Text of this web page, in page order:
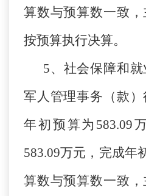
算数与预算数一致
按预算执行决算。
5、社会保障和
军人管理事务（款）
年初预算为583.09
583.09万元，完成年
算数与预算数一致